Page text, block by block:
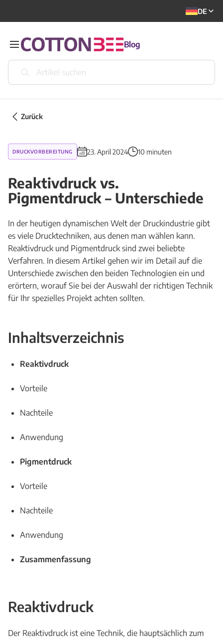
DE
Blog
Zurück
DRUCKVORBEREITUNG 23. April 2024 10 minuten
Reaktivdruck vs.
Pigmentdruck – Unterschiede
In der heutigen dynamischen Welt der Druckindustrie gibt
es viele Drucktechniken, aus denen man wählen kann.
Reaktivdruck und Pigmentdruck sind zwei beliebte
Verfahren. In diesem Artikel gehen wir im Detail auf die
Unterschiede zwischen den beiden Technologien ein und
erörtern, worauf Sie bei der Auswahl der richtigen Technik
für Ihr spezielles Projekt achten sollten.
Inhaltsverzeichnis
Reaktivdruck
Vorteile
Nachteile
Anwendung
Pigmentdruck
Vorteile
Nachteile
Anwendung
Zusammenfassung
Reaktivdruck
Der Reaktivdruck ist eine Technik, die hauptsächlich zum